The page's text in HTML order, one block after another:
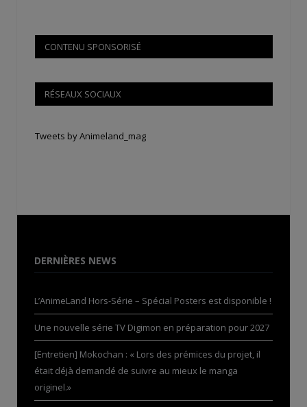
CONTENU SPONSORISÉ
RÉSEAUX SOCIAUX
Tweets by Animeland_mag
DERNIÈRES NEWS
L’AnimeLand Hors-Série – Spécial Posters est disponible !
Une nouvelle série TV Digimon en préparation pour 2027
[Entretien] Mokochan : « Lors des prémices du projet, il
était déjà demandé de suivre au mieux le manga
originel.»